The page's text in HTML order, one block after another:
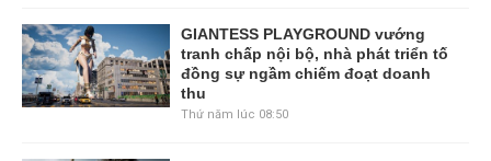
GIANTESS PLAYGROUND vướng
tranh chấp nội bộ, nhà phát triển tố
đồng sự ngầm chiếm đoạt doanh
thu
Thứ năm lúc 08:50